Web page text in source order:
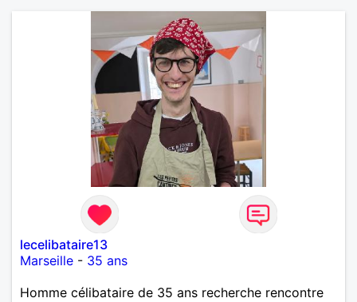
une belle amitié et qu'il n'est jamais trop tard pour
écrire une nouvelle histoire. Si vous aimez les
échanges sincères, les valeurs de respect et de
simplicité, nous pourrions faire connaissance autour
d'un café suivi d'une balade, sans précipitation et
laisser le temps faire le reste. Au plaisir de vous lire.
lecelibataire13
Marseille - 35 ans
Homme célibataire de 35 ans recherche rencontre